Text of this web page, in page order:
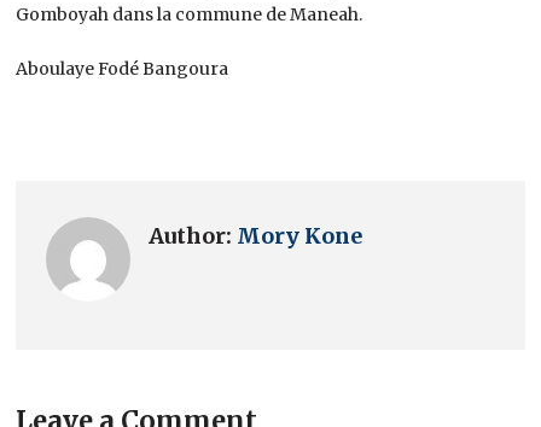
Gomboyah dans la commune de Maneah.
Aboulaye Fodé Bangoura
Author: Mory Kone